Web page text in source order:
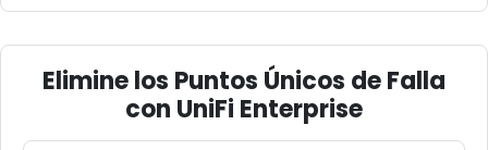
Elimine los Puntos Únicos de Falla
con UniFi Enterprise